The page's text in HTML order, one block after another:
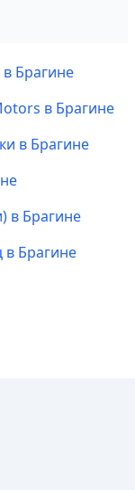
Брагине
в Брагине
в Брагине
в Брагине
в Брагине